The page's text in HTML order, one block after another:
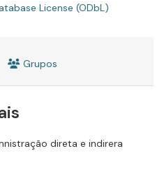
License (ODbL)
Grupos
direta e indirera